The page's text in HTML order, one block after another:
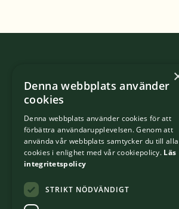
Denna webbplats använder
cookies
Denna webbplats använder cookies för att
förbättra användarupplevelsen. Genom att
använda vår webbplats samtycker du till alla
cookies i enlighet med vår cookiepolicy. Läs
integritetspolicy
STRIKT NÖDVÄNDIGT